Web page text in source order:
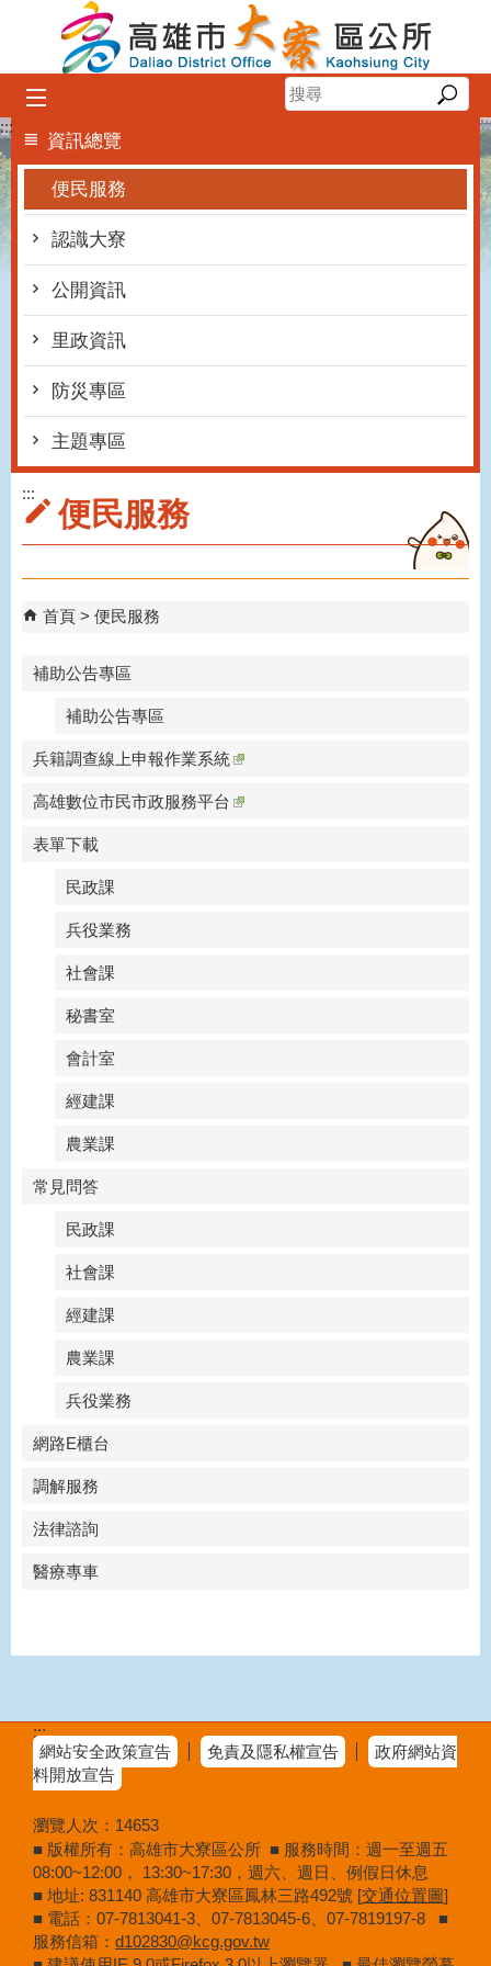
跳到主要內容區塊
:::
資訊總覽
便民服務
認識大寮
公開資訊
里政資訊
防災專區
主題專區
:::
便民服務
首頁 便民服務
補助公告專區
補助公告專區
兵籍調查線上申報作業系統
高雄數位市民市政服務平台
表單下載
民政課
兵役業務
社會課
秘書室
會計室
經建課
農業課
常見問答
民政課
社會課
經建課
農業課
兵役業務
網路E櫃台
調解服務
法律諮詢
醫療專車
:::
網站安全政策宣告
免責及隱私權宣告
政府網站資
料開放宣告
瀏覽人次： 14653
■ 版權所有：高雄市大寮區公所 ■ 服務時間：週一至週五
08:00~12:00， 13:30~17:30，週六、週日、例假日休息
■ 地址: 831140 高雄市大寮區鳳林三路492號 [交通位置圖]
■ 電話：07-7813041-3、07-7813045-6、07-7819197-8 ■
服務信箱： d102830@kcg.gov.tw